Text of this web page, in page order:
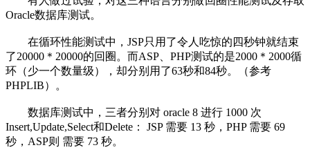
Oracle数据库测试。
在循环性能测试中，JSP只用了令人吃惊的四秒钟就结束
了20000＊20000的回圈。而ASP、PHP测试的是2000＊2000循
环（少一个数量级），却分别用了63秒和84秒。（参考
PHPLIB）。
数据库测试中，三者分别对 oracle 8 进行 1000 次
Insert,Update,Select和Delete： JSP 需要 13 秒，PHP 需要 69
秒，ASP则 需要 73 秒。